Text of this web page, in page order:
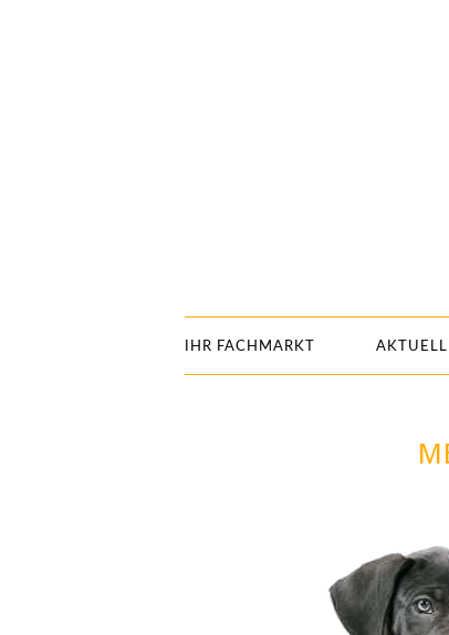
IHR FACHMARKT